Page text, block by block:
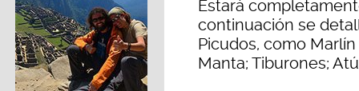
Estará
continuación se
Picudos, como
Manta; Tiburones;